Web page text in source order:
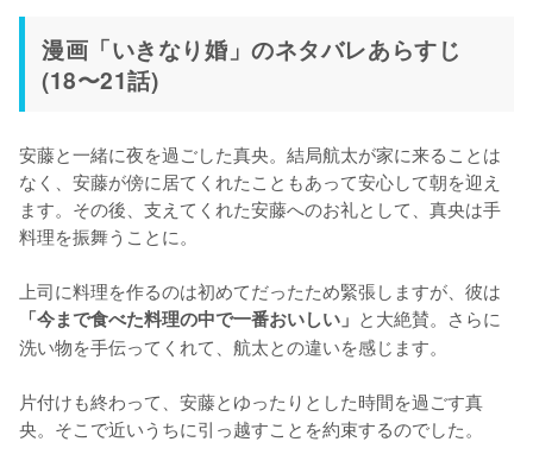
漫画「いきなり婚」のネタバレあらすじ
(18〜21話)
安藤と一緒に夜を過ごした真央。結局航太が家に来ることは
なく、安藤が傍に居てくれたこともあって安心して朝を迎え
ます。その後、支えてくれた安藤へのお礼として、真央は手
料理を振舞うことに。
上司に料理を作るのは初めてだったため緊張しますが、彼は
「今まで食べた料理の中で一番おいしい」 と大絶賛。さらに
洗い物を手伝ってくれて、航太との違いを感じます。
片付けも終わって、安藤とゆったりとした時間を過ごす真
央。そこで近いうちに引っ越すことを約束するのでした。